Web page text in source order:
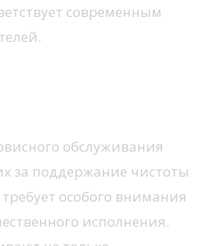
современным
обслуживания
за поддержание чистоты
особого внимания
исполнения.